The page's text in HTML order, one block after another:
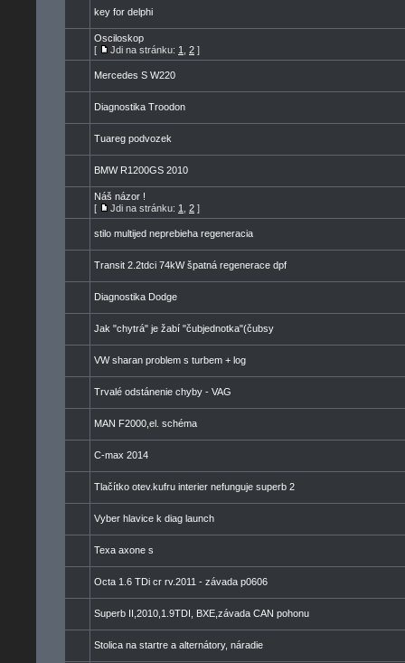
key for delphi
Osciloskop
[
Jdi na stránku: 1 2 ]
Mercedes S W220
Diagnostika Troodon
Tuareg podvozek
BMW R1200GS 2010
Náš názor !
[
Jdi na stránku: 1 2 ]
stilo multijed neprebieha regeneracia
Transit 2.2tdci 74kW špatná regenerace dpf
Diagnostika Dodge
Jak "chytrá" je žabí "čubjednotka"(čubsy
VW sharan problem s turbem + log
Trvalé odstánenie chyby - VAG
MAN F2000,el. schéma
C-max 2014
Tlačítko otev.kufru interier nefunguje superb 2
Vyber hlavice k diag launch
Texa axone s
Octa 1.6 TDi cr rv.2011 - závada p0606
Superb II,2010,1.9TDI, BXE,závada CAN pohonu
Stolica na startre a alternátory, náradie